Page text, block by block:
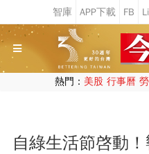
熱門： 美股 行事曆
自綠生活節啓動